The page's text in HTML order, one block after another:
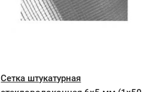
Сетка штукатурная